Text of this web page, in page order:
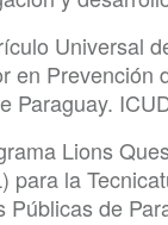
Universal
en Prevención
Paraguay.
Lions
para la
de